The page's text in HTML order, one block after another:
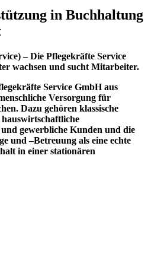
in Buchhaltung
– Die Pflegekräfte Service
wachsen und sucht Mitarbeiter.
Service GmbH aus
Versorgung für
Dazu gehören klassische
hauswirtschaftliche
gewerbliche Kunden und die
und –Betreuung als eine echte
in einer stationären